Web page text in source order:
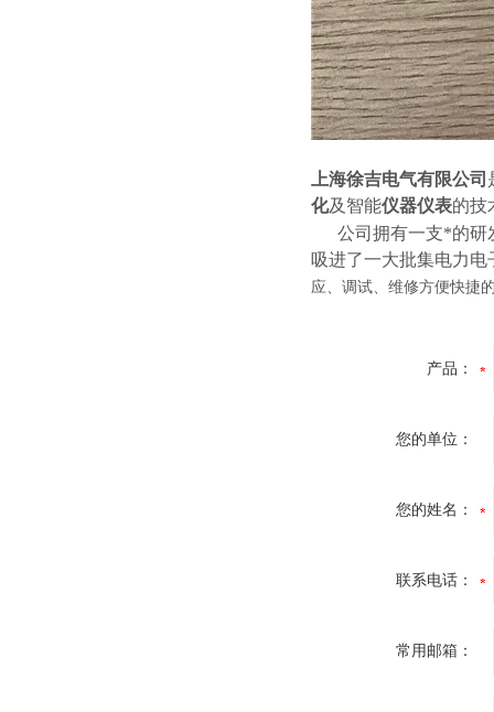
上海徐吉电气有限公司
化及智能仪器仪表的技
公司拥有一支*的研
吸进了一大批集电力
应、调试、维修方便快捷
产品：
您的单位：
您的姓名：
联系电话：
常用邮箱：